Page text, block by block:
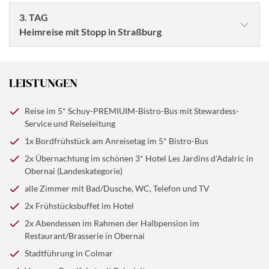
© LianeM
Nach dem Frühstück unternehmen wir eine
abwechslungsreiche Rundfahrt durch das Elsass und die
und Le Hohneck bis zum Col de la Schlucht - mit Stopps
in Münster, Orbey und dem charmanten Kaysersberg.
Unterwegs erwartet Sie eine zünftige Einkehr in einem
3. TAG
Heimreise mit Stopp in Straßburg
© Givaga - stock.adobe.com
Stärken Sie sich mit einem leckeren Frühstück, bevor wir
nach Straßburg fahren. Sie lernen die Stadt bei einer
geführten Stadtbesichtigung zu Fuß und per Bus
LEISTUNGEN
Reise im 5* Schuy-PREMIUIM-Bistro-Bus mit Stewardess-
Service und Reiseleitung
1x Bordfrühstück am Anreisetag im 5* Bistro-Bus
2x Übernachtung im schönen 3* Hotel Les Jardins d'Adalric in
Obernai (Landeskategorie)
alle Zimmer mit Bad/Dusche, WC, Telefon und TV
2x Frühstücksbuffet im Hotel
2x Abendessen im Rahmen der Halbpension im
Restaurant/Brasserie in Obernai
Stadtführung in Colmar